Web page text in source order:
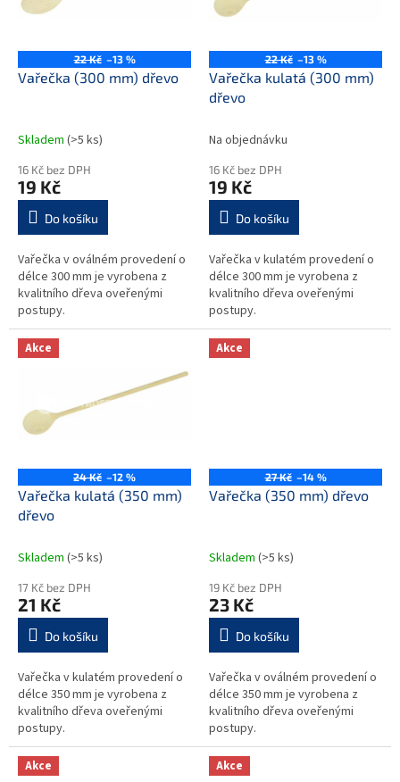
22 Kč –13 %
Vařečka (300 mm) dřevo
Skladem (>5 ks)
16 Kč bez DPH
19 Kč
Do košíku
Vařečka v oválném provedení o
délce 300 mm je vyrobena z
kvalitního dřeva oveřenými
postupy.
22 Kč –13 %
Vařečka kulatá (300 mm)
dřevo
Na objednávku
16 Kč bez DPH
19 Kč
Do košíku
Vařečka v kulatém provedení o
délce 300 mm je vyrobena z
kvalitního dřeva oveřenými
postupy.
Akce
24 Kč –12 %
Vařečka kulatá (350 mm)
dřevo
Skladem (>5 ks)
17 Kč bez DPH
21 Kč
Do košíku
Vařečka v kulatém provedení o
délce 350 mm je vyrobena z
kvalitního dřeva oveřenými
postupy.
Akce
27 Kč –14 %
Vařečka (350 mm) dřevo
Skladem (>5 ks)
19 Kč bez DPH
23 Kč
Do košíku
Vařečka v oválném provedení o
délce 350 mm je vyrobena z
kvalitního dřeva oveřenými
postupy.
Akce Akce